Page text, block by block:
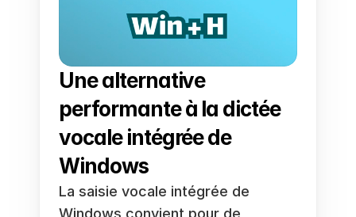
Une alternative
performante à la dictée
vocale intégrée de
Windows
La saisie vocale intégrée de
Windows convient pour de